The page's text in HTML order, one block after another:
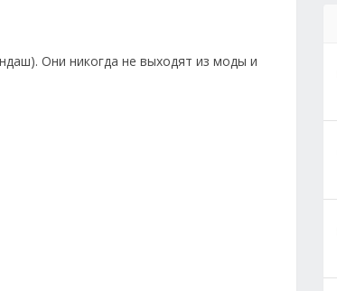
Они никогда не выходят из моды и